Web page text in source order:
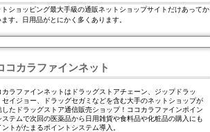
ショッピング最大手級の通販ネットショップサイトだけあってか
す。日用品がとにかく多くあります。
コカラファインネット
カラファインネットはドラッグストアチェーン、ジップドラッ
セイジョー、ドラッグセガミなどを含む大手のネットショップが
したドラッグストア通信販売ショップ！ココカラファインポイン
ステムで次回の医薬品から日用雑貨や食料品や化粧品の購入にも
ントがたまるポイントシステム導入。